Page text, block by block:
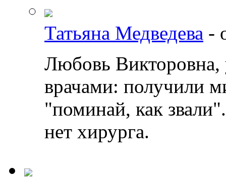
Татьяна Медведева -
Любовь Викторовна,
врачами: получили
"поминай, как
нет хирурга.